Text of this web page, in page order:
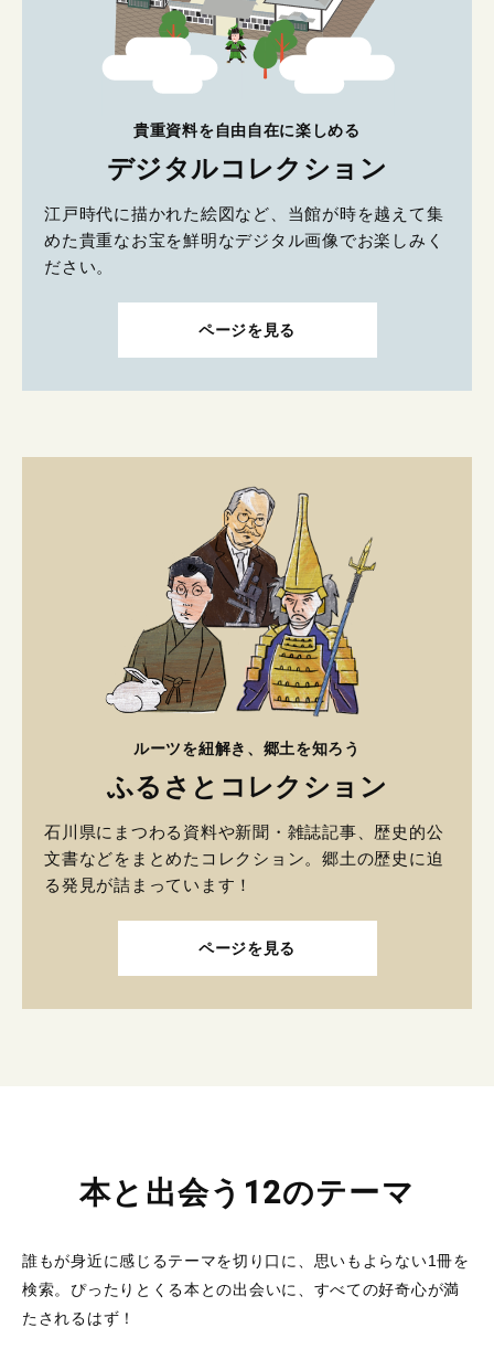
貴重資料を自由自在に楽しめる
デジタルコレクション
江戸時代に描かれた絵図など、当館が時を越えて集
めた貴重なお宝を鮮明なデジタル画像でお楽しみく
ださい。
ページを見る
ルーツを紐解き、郷土を知ろう
ふるさとコレクション
石川県にまつわる資料や新聞・雑誌記事、歴史的公
文書などをまとめたコレクション。郷土の歴史に迫
る発見が詰まっています！
ページを見る
本と出会う12のテーマ
誰もが身近に感じるテーマを切り口に、思いもよらない1冊を
検索。 ぴったりとくる本との出会いに、すべての好奇心が満
たされるはず！